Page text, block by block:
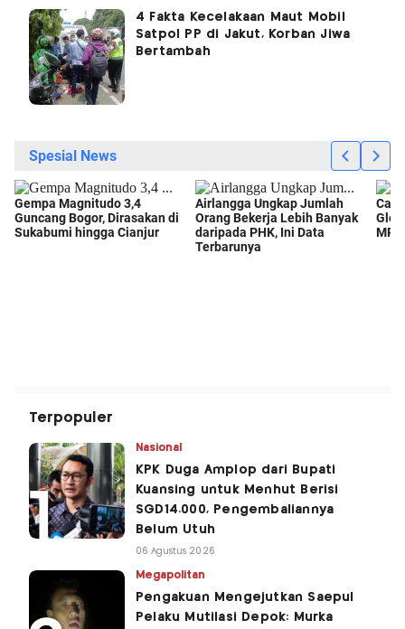
4 Fakta Kecelakaan Maut Mobil
Satpol PP di Jakut, Korban Jiwa
Bertambah
Terpopuler
Nasional
KPK Duga Amplop dari Bupati
Kuansing untuk Menhut Berisi
SGD14.000, Pengembaliannya
Belum Utuh
06 Agustus 2026
Megapolitan
Pengakuan Mengejutkan Saepul
Pelaku Mutilasi Depok: Murka